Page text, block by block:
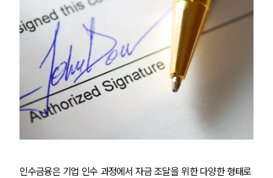
인수금융은 기업 인수 과정에서 자금 조달을 위한 다양한 형태로